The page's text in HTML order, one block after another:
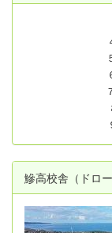
鰺高校舎（ドロー